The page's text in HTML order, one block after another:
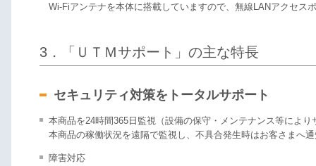
Wi-Fiアンテナを本体に搭載していますので、無線LANアクセス
3．「ＵＴＭサポート」の主な特長
セキュリティ対策をトータルサポート
本商品を24時間365日監視（設備の保守・メンテナンス等によ
本商品の稼働状況を遠隔で監視し、不具合発生時はお客さまへ
障害対応